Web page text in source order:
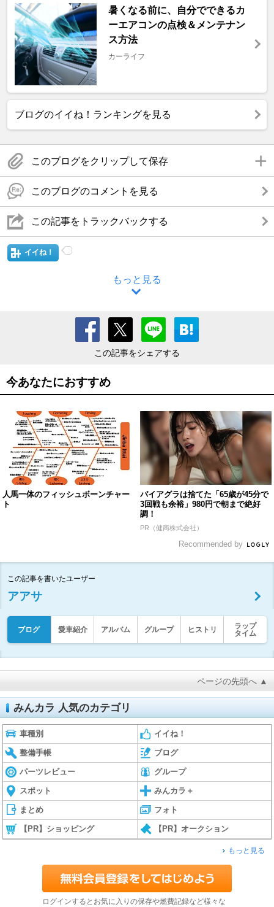
暑くなる前に、自分でできるカ
ーエアコンの点検＆メンテナン
ス方法
カーライフ
ブログのイイね！ランキングを見る
このブログをクリップして保存
このブログのコメントを見る
この記事をトラックバックする
イイね！
もっと見る
この記事をシェアする
今あなたにおすすめ
人馬一体のフィッシュボーンチャー
ト
バイアグラは捨てた「65歳が45分で
3回戦も余裕」980円で朝まで絶好
調！
PR（健商株式会社）
Recommended by
この記事を書いたユーザー
アアサ
ブログ 愛車紹介 アルバム グループ ヒストリ
ラップ
タイム
ページの先頭へ ▲
みんカラ 人気のカテゴリ
車種別 イイね！
整備手帳 ブログ
パーツレビュー グループ
スポット みんカラ＋
まとめ フォト
【PR】ショッピング 【PR】オークション
もっと見る
ログインするとお気に入りの保存や燃費記録など様々な